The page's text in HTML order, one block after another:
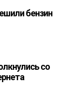
бензин
со